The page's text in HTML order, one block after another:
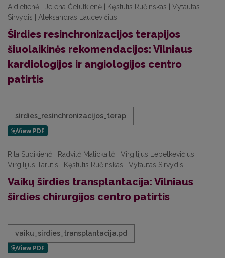
Aidietienė | Jelena Čelutkienė | Kęstutis Ručinskas | Vytautas
Sirvydis | Aleksandras Laucevičius
Širdies resinchronizacijos terapijos
šiuolaikinės rekomendacijos: Vilniaus
kardiologijos ir angiologijos centro
patirtis
sirdies_resinchronizacijos_terap
Rita Sudikienė | Radvilė Malickaitė | Virgilijus Lebetkevičius |
Virgilijus Tarutis | Kęstutis Ručinskas | Vytautas Sirvydis
Vaikų širdies transplantacija: Vilniaus
širdies chirurgijos centro patirtis
vaiku_sirdies_transplantacija.pd